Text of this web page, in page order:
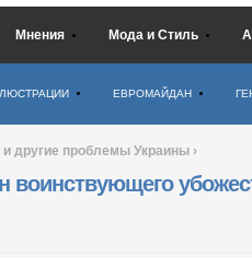
Мнения Мода и Стиль
ЛЮСТРАЦИИ ЕВРОМАЙДАН
и другие проблемы Украины ›
воинствующего